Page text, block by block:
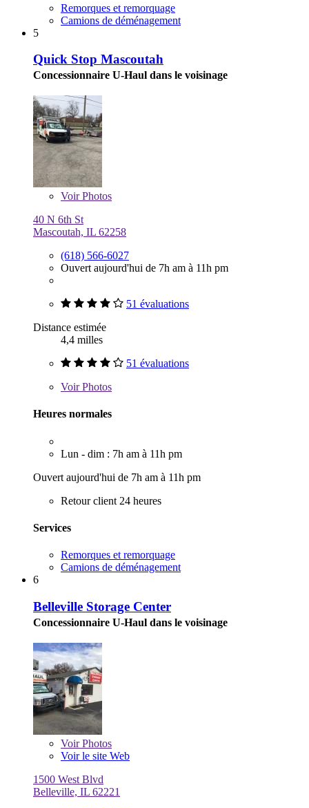
Remorques et remorquage
Camions de déménagement
5
Quick Stop Mascoutah
Concessionnaire U-Haul dans le voisinage
VoirPhotos
40 N 6th St
Mascoutah, IL 62258
(618) 566-6027
Ouvert aujourd'hui de 7h am à 11h pm
51 évaluations
Distance estimée
4,4 milles
51 évaluations
VoirPhotos
Heures normales
Lun - dim : 7h am à 11h pm
Ouvert aujourd'hui de 7h am à 11h pm
Retour client 24 heures
Services
Remorques et remorquage
Camions de déménagement
6
Belleville Storage Center
Concessionnaire U-Haul dans le voisinage
VoirPhotos
Voir le site Web
1500 West Blvd
Belleville, IL 62221